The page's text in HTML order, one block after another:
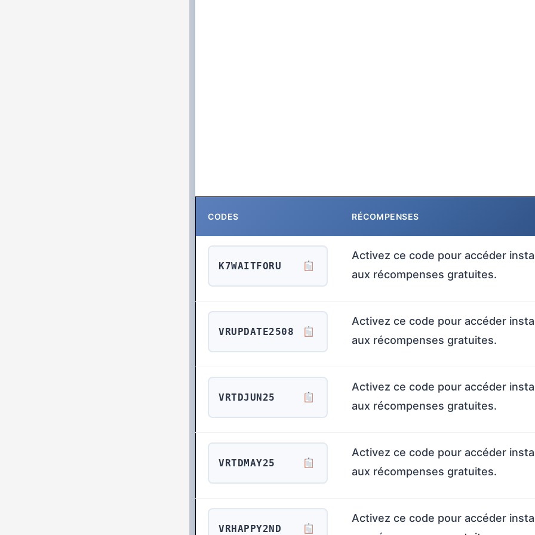
CODES RÉCOMPENSES
K7WAITFORU
Activez ce code pour accéder
aux récompenses gratuites.
VRUPDATE2508
Activez ce code pour accéder
aux récompenses gratuites.
VRTDJUN25
Activez ce code pour accéder
aux récompenses gratuites.
VRTDMAY25
Activez ce code pour accéder
aux récompenses gratuites.
VRHAPPY2ND
Activez ce code pour accéder